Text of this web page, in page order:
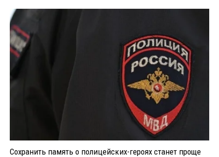
Сохранить память о полицейских-героях станет проще